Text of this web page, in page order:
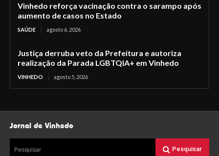
Vinhedo reforça vacinação contra o sarampo após
aumento de casos no Estado
SAÚDE agosto 6, 2026
Justiça derruba veto da Prefeitura e autoriza
realização da Parada LGBTQIA+ em Vinhedo
VINHEDO agosto 5, 2026
Jornal de Vinhedo
Pesquisar Pesquisar